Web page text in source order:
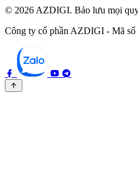
© 2026 AZDIGI. Bảo lưu mọi
Công ty cổ phần AZDIGI - Mã số